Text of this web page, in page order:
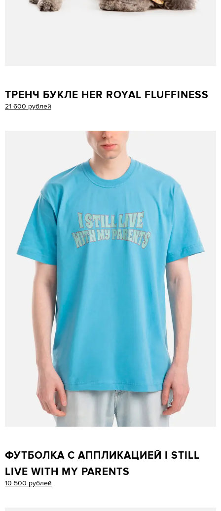
ТРЕНЧ БУКЛЕ HER ROYAL FLUFFINESS
21 600 рублей
ФУТБОЛКА С АППЛИКАЦИЕЙ I STILL
LIVE WITH MY PARENTS
10 500 рублей